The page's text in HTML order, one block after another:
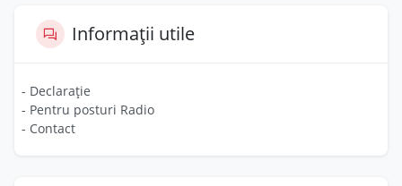
Informații utile
- Declarație
- Pentru posturi Radio
- Contact